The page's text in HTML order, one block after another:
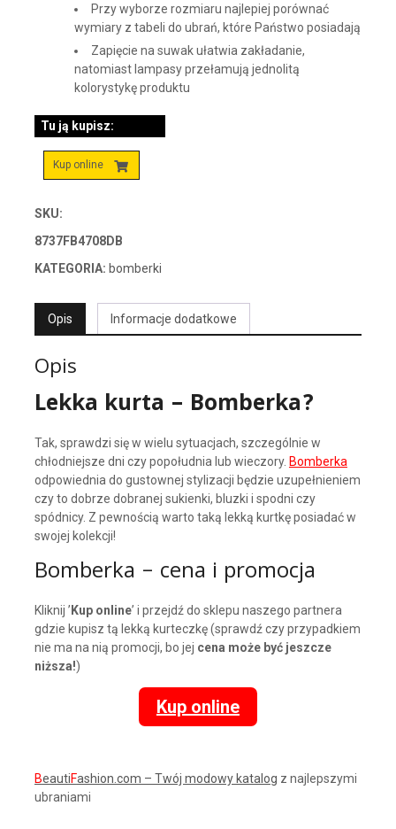
Przy wyborze rozmiaru najlepiej porównać
wymiary z tabeli do ubrań, które Państwo posiadają
Zapięcie na suwak ułatwia zakładanie,
natomiast lampasy przełamują jednolitą
kolorystykę produktu
Tu ją kupisz:
Kup online
SKU:
8737FB4708DB
KATEGORIA: bomberki
Opis Informacje dodatkowe
Opis
Lekka kurta – Bomberka?
Tak, sprawdzi się w wielu sytuacjach, szczególnie w
chłodniejsze dni czy popołudnia lub wieczory. Bomberka
odpowiednia do gustownej stylizacji będzie uzupełnieniem
czy to dobrze dobranej sukienki, bluzki i spodni czy
spódnicy. Z pewnością warto taką lekką kurtkę posiadać w
swojej kolekcji!
Bomberka – cena i promocja
Kliknij ’ Kup online’ i przejdź do sklepu naszego partnera
gdzie kupisz tą lekką kurteczkę (sprawdź czy przypadkiem
nie ma na nią promocji, bo jej cena może być jeszcze
niższa!)
Kup online
BeautiFashion.com – Twój modowy katalog z najlepszymi
ubraniami